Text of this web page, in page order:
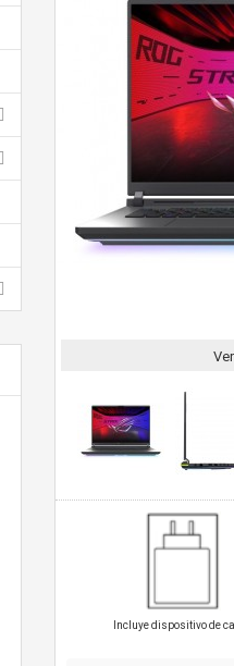
Incluye dispositivo de